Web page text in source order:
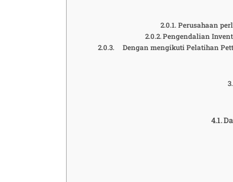
Perusahaan
Pengendalian
Dengan mengikuti Pelatihan